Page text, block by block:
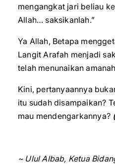
mengangkat jari beliau
Allah… saksikanlah.”
Ya Allah, Betapa
Langit Arafah menjadi
telah menunaikan
Kini, pertanyaannya
itu sudah disampaikan?
mau mendengarkannya?
~ Ulul Albab, Ketua